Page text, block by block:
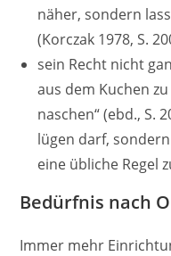
näher, sondern
(Korczak 1978, S.
sein Recht nicht
aus dem Kuchen
naschen“ (ebd., S.
lügen darf,
eine übliche Regel
Bedürfnis nach
Immer mehr